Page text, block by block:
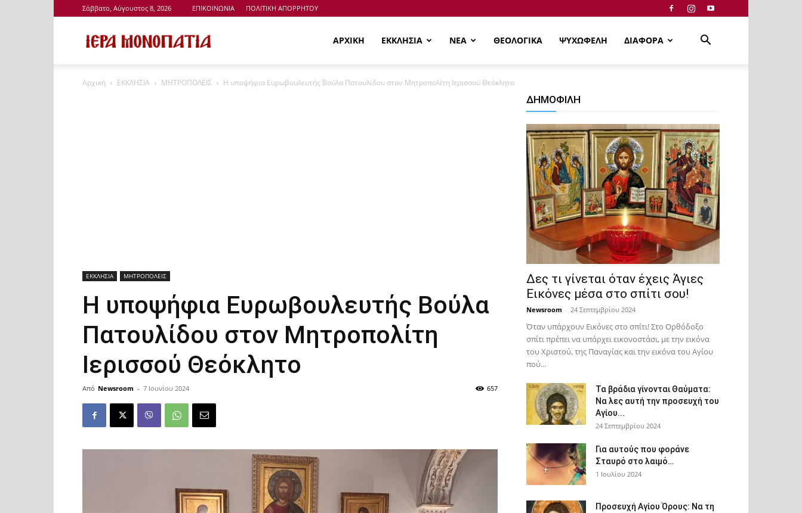
Σάββατο, Αύγουστος 8, 2026 ΕΠΙΚΟΙΝΩΝΙΑ ΠΟΛΙΤΙΚΗ ΑΠΟΡΡΗΤΟΥ
Μονοπάτια
ΑΡΧΙΚΗ ΕΚΚΛΗΣΙΑ ΝΕΑ ΘΕΟΛΟΓΙΚΑ ΨΥΧΩΦΕΛΗ ΔΙΑΦΟΡΑ
Αρχική ΕΚΚΛΗΣΙΑ ΜΗΤΡΟΠΟΛΕΙΣ Η υποψήφια Ευρωβουλευτής Βούλα Πατουλίδου στον Μητροπολίτη Ιερισσού Θεόκλητο
ΕΚΚΛΗΣΙΑ ΜΗΤΡΟΠΟΛΕΙΣ
Η υποψήφια Ευρωβουλευτής Βούλα
Πατουλίδου στον Μητροπολίτη
Ιερισσού Θεόκλητο
Από Newsroom - 7 Ιουνίου 2024 657
ΔΗΜΟΦΙΛΗ
Δες τι γίνεται όταν έχεις Άγιες
Εικόνες μέσα στο σπίτι σου!
Newsroom - 24 Σεπτεμβρίου 2024
Όταν υπάρχουν Εικόνες στο σπίτι! Στο Ορθόδοξο
σπίτι πρέπει να υπάρχει εικονοστάσι, με την εικόνα
του Χριστού, της Παν­αγίας και την εικόνα του Αγίου
πού...
Τα βράδια γίνονται Θαύματα:
Να λες αυτή την προσευχή του
Αγίου...
24 Σεπτεμβρίου 2024
Για αυτούς που φοράνε
Σταυρό στο λαιμό…
1 Ιουλίου 2024
Προσευχή Αγίου Όρους: Να τη